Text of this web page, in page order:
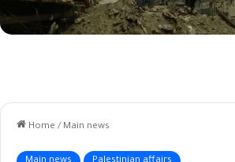
Home / Main news